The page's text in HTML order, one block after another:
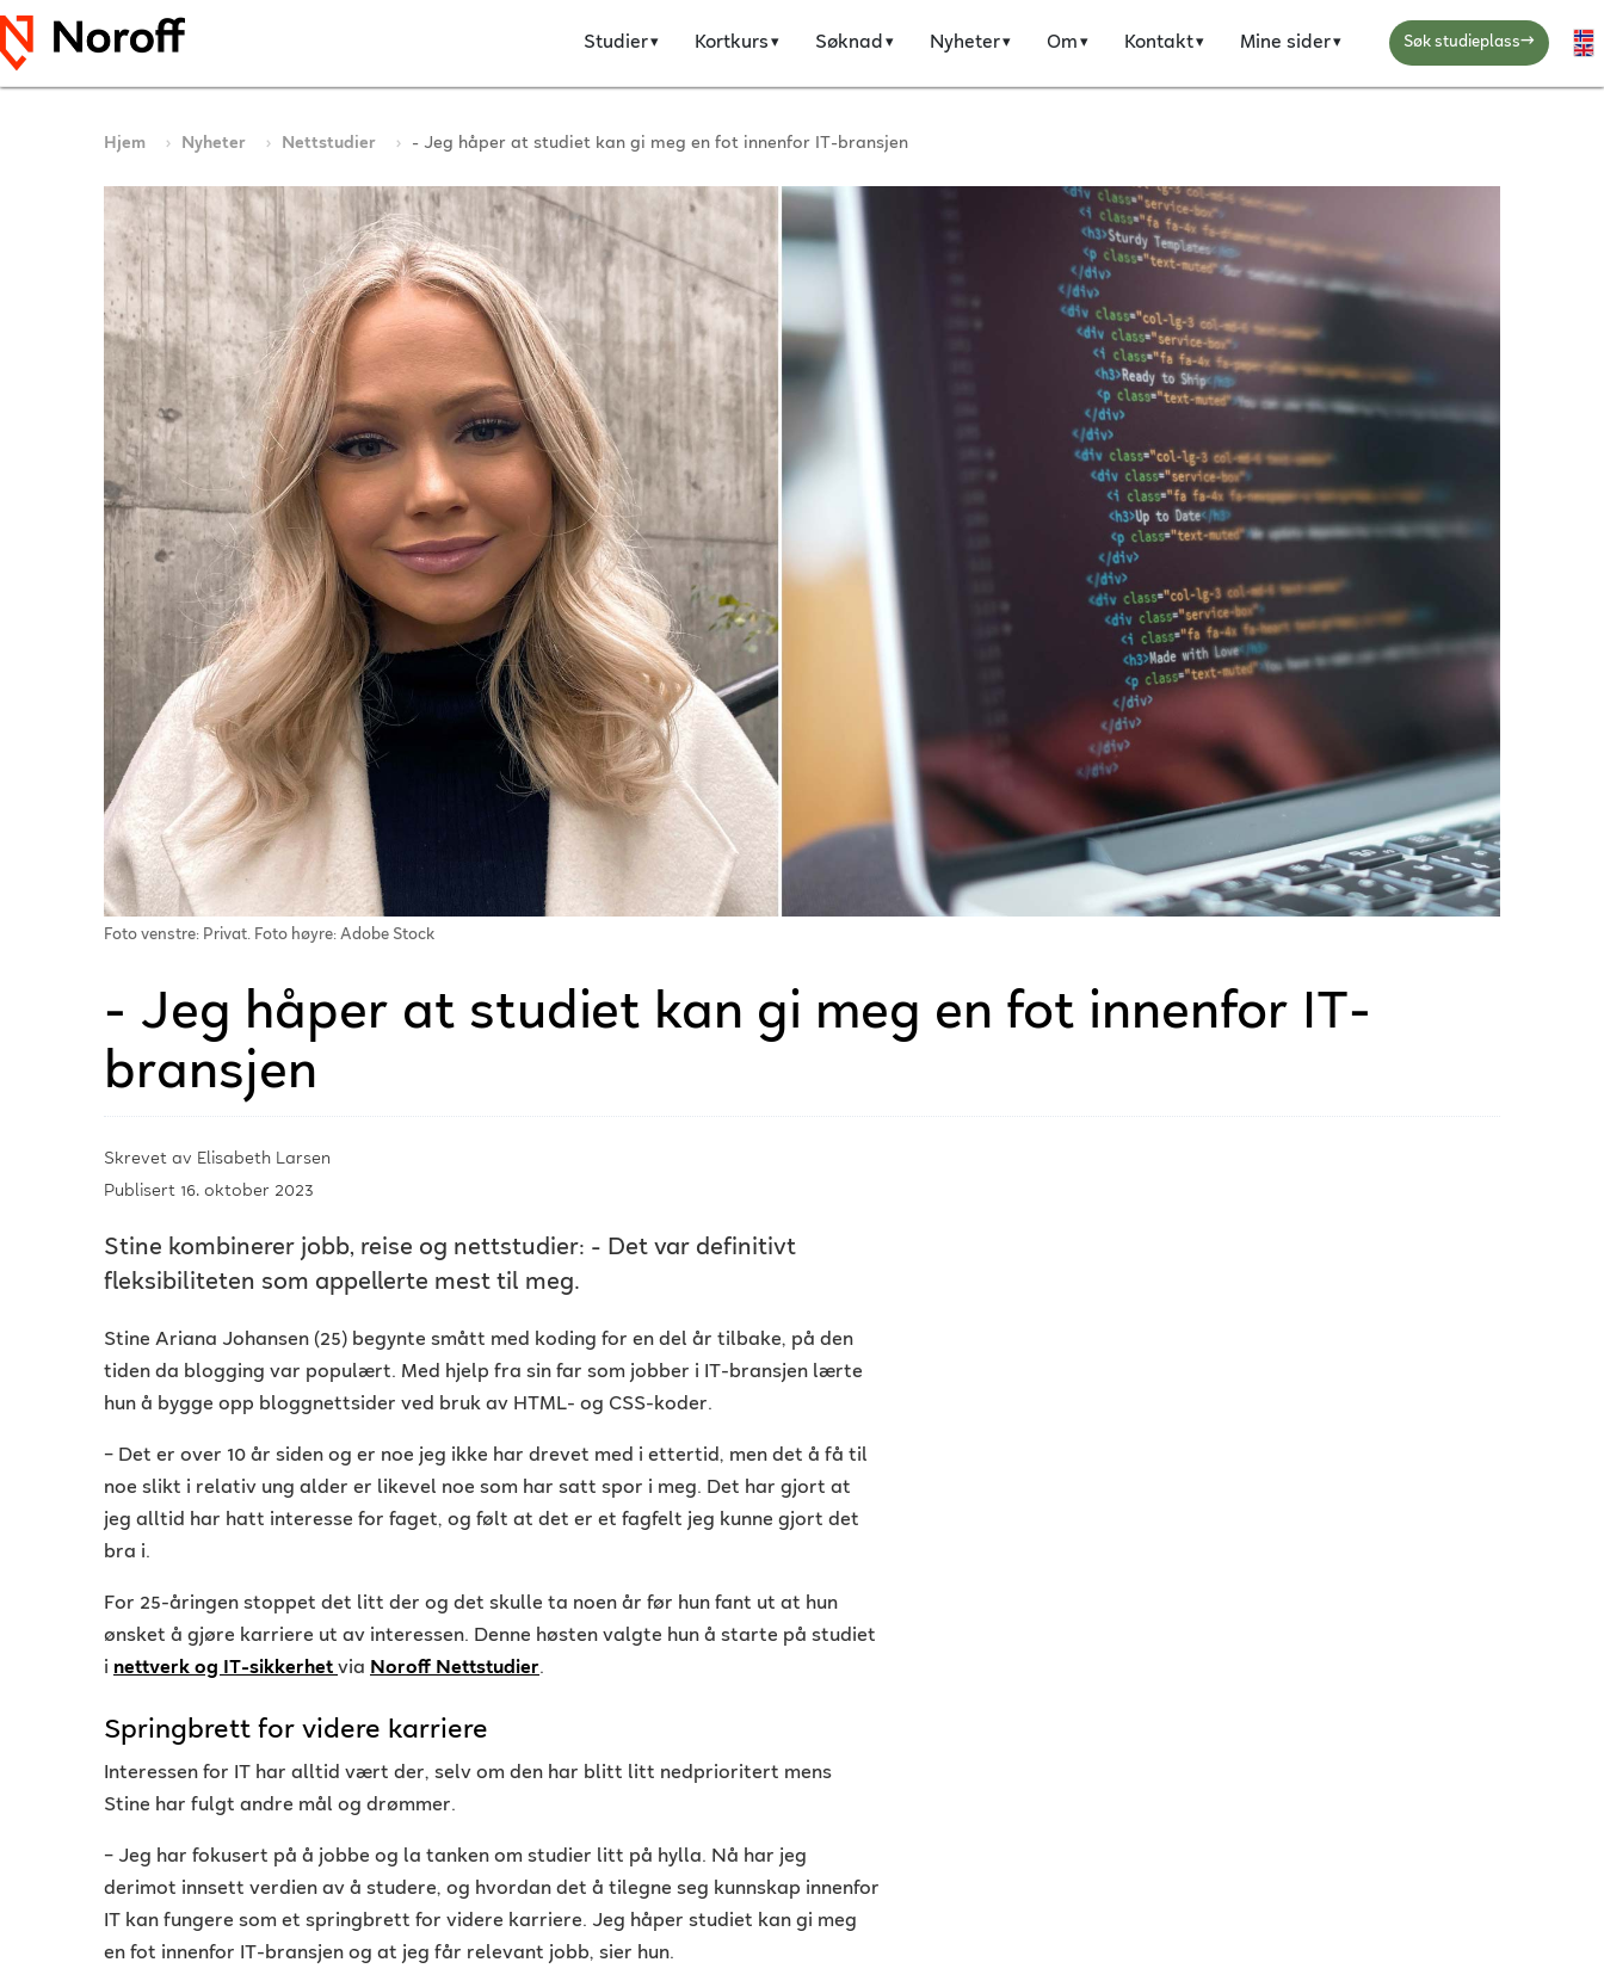
Studier Kortkurs Søknad Nyheter Om Kontakt Mine sider Søk studieplass→
Hjem Nyheter Nettstudier - Jeg håper at studiet kan gi meg en fot innenfor IT-bransjen
Foto venstre: Privat. Foto høyre: Adobe Stock
- Jeg håper at studiet kan gi meg en fot innenfor IT-
bransjen
Skrevet av Elisabeth Larsen
Publisert 16. oktober 2023
Stine kombinerer jobb, reise og nettstudier: - Det var definitivt
fleksibiliteten som appellerte mest til meg.
Stine Ariana Johansen (25) begynte smått med koding for en del år tilbake, på den
tiden da blogging var populært. Med hjelp fra sin far som jobber i IT-bransjen lærte
hun å bygge opp bloggnettsider ved bruk av HTML- og CSS-koder.
– Det er over 10 år siden og er noe jeg ikke har drevet med i ettertid, men det å få til
noe slikt i relativ ung alder er likevel noe som har satt spor i meg. Det har gjort at
jeg alltid har hatt interesse for faget, og følt at det er et fagfelt jeg kunne gjort det
bra i.
For 25-åringen stoppet det litt der og det skulle ta noen år før hun fant ut at hun
ønsket å gjøre karriere ut av interessen. Denne høsten valgte hun å starte på studiet
i nettverk og IT-sikkerhet via Noroff Nettstudier.
Springbrett for videre karriere
Interessen for IT har alltid vært der, selv om den har blitt litt nedprioritert mens
Stine har fulgt andre mål og drømmer.
– Jeg har fokusert på å jobbe og la tanken om studier litt på hylla. Nå har jeg
derimot innsett verdien av å studere, og hvordan det å tilegne seg kunnskap innenfor
IT kan fungere som et springbrett for videre karriere. Jeg håper studiet kan gi meg
en fot innenfor IT-bransjen og at jeg får relevant jobb, sier hun.